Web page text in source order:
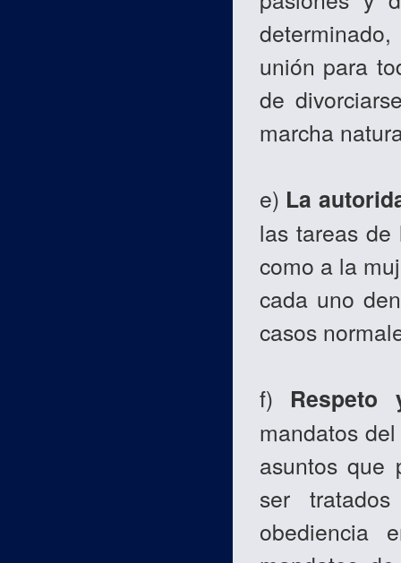
unión para
de
marcha
e) La
las tareas
como a la
cada uno
casos
f)
mandatos
asuntos que
ser
obediencia